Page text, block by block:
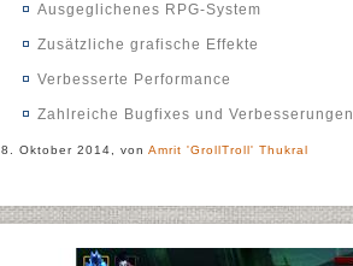
Ausgeglichenes RPG-System
Zusätzliche grafische Effekte
Verbesserte Performance
Zahlreiche Bugfixes und Verbesserungen
8. Oktober 2014, von Amrit 'GrollTroll' Thukral